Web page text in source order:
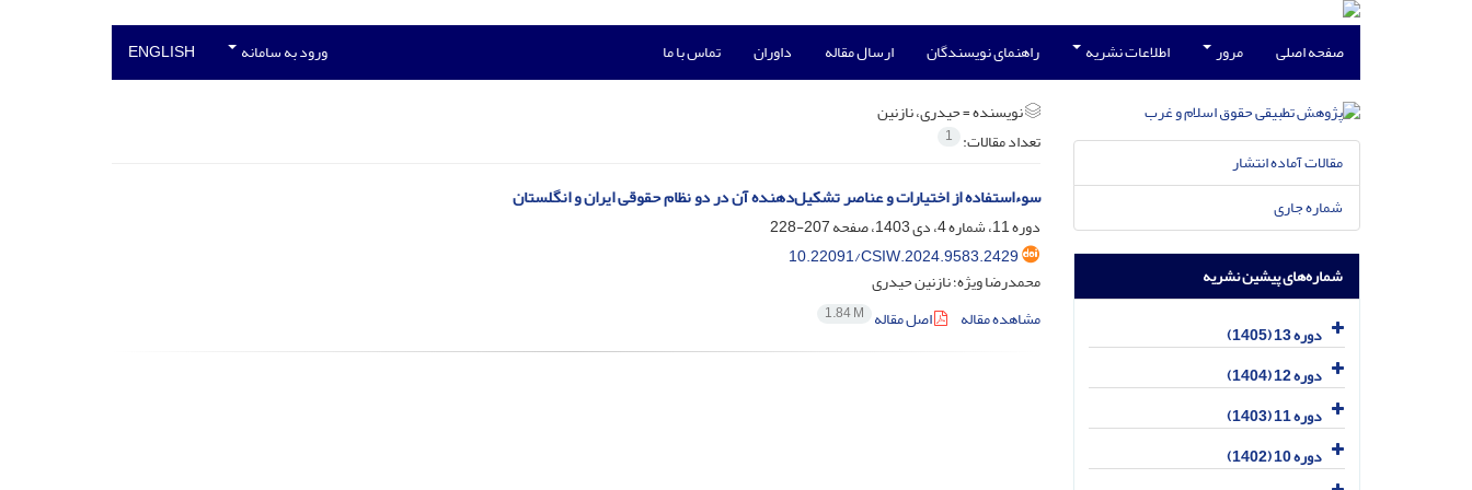
صفحه اصلی مرور اطلاعات نشریه راهنمای نویسندگان ارسال مقاله داوران تماس با ما ورود به سامانه ENGLISH
نویسنده =حیدری، نازنین
تعداد مقالات: 1
سوءاستفاده از اختیارات و عناصر تشکیل‌دهنده آن در دو نظام حقوقی ایران و انگلستان
دوره 11، شماره 4، دی 1403، صفحه
207-228
10.22091/CSIW.2024.9583.2429
محمدرضا ویژه؛ نازنین حیدری
مشاهده مقاله
اصل مقاله 1.84 M
مقالات آماده انتشار
شماره جاری
شماره‌های پیشین نشریه
دوره 13 (1405)
دوره 12 (1404)
دوره 11 (1403)
دوره 10 (1402)